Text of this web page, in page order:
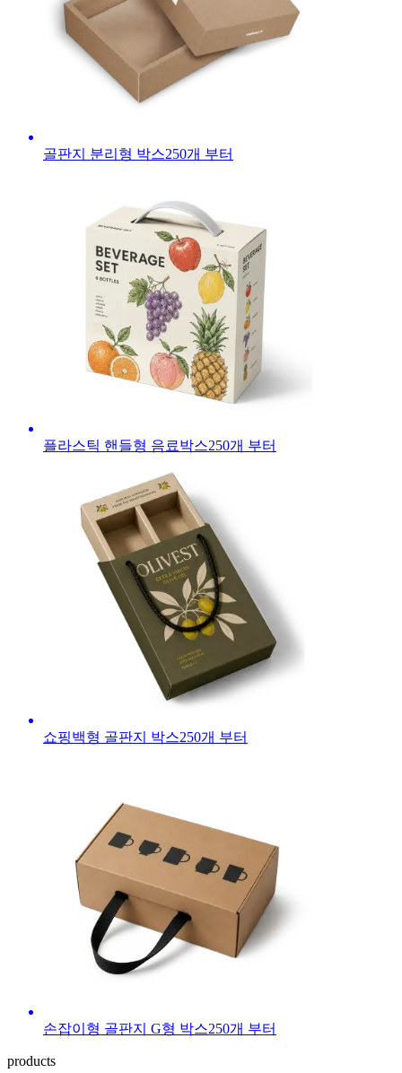
골판지 분리형 박스250개 부터
플라스틱 핸들형 음료박스250개 부터
쇼핑백형 골판지 박스250개 부터
손잡이형 골판지 G형 박스250개 부터
products